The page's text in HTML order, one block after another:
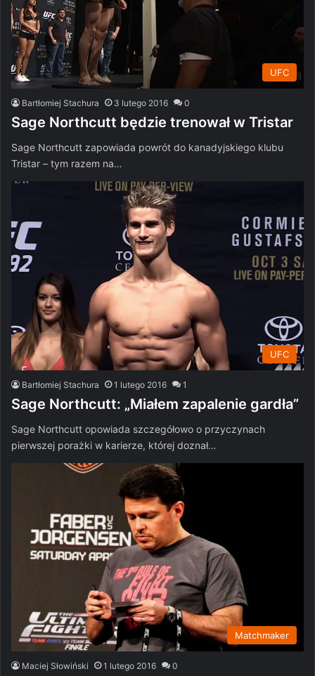
UFC
Bartłomiej Stachura 3 lutego 2016 0
Sage Northcutt będzie trenował w Tristar
Sage Northcutt zapowiada powrót do kanadyjskiego klubu
Tristar – tym razem na…
UFC
Bartłomiej Stachura 1 lutego 2016 1
Sage Northcutt: „Miałem zapalenie gardła”
Sage Northcutt opowiada szczegółowo o przyczynach
pierwszej porażki w karierze, której doznał…
Matchmaker
Maciej Słowiński 1 lutego 2016 0